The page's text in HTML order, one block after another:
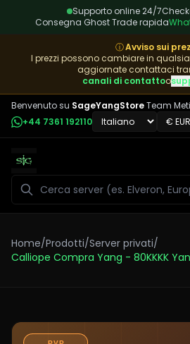
Supporto online 24/7
Consegna Ghost Trade rapida
ⓘAvviso sui
I prezzi possono cambiare in
aggiornate contattaci
canali di contattoo
Benvenuto su SageYangStoreTeam
+44 7361 192110
Cerca
Home/Prodotti/Server privati/
Calliope Compra Yang - 80KKKK